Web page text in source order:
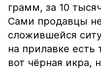
грамм, за 10
Сами продавцы
сложившейся
на прилавке есть
вот чёрная икра,